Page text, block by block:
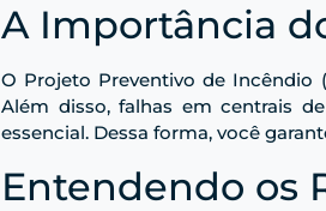
A Importância
O Projeto Preventivo de Incêndio
Além disso, falhas em centrais
essencial. Dessa forma, você
Entendendo os